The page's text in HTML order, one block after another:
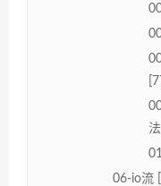
06-io流